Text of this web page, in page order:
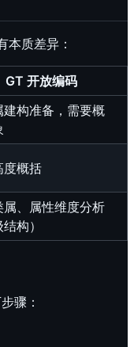
本质差异：
GT 开放编码
建构准备，需要概
度概括
属、属性维度分析
结构）
骤：